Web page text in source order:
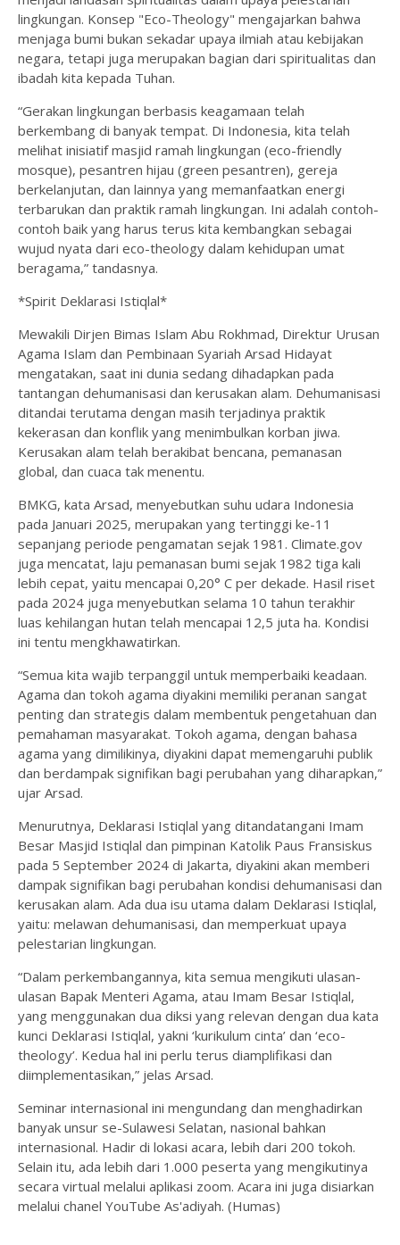
lingkungan. Konsep "Eco-Theology" mengajarkan bahwa
menjaga bumi bukan sekadar upaya ilmiah atau kebijakan
negara, tetapi juga merupakan bagian dari spiritualitas dan
ibadah kita kepada Tuhan.
“Gerakan lingkungan berbasis keagamaan telah
berkembang di banyak tempat. Di Indonesia, kita telah
melihat inisiatif masjid ramah lingkungan (eco-friendly
mosque), pesantren hijau (green pesantren), gereja
berkelanjutan, dan lainnya yang memanfaatkan energi
terbarukan dan praktik ramah lingkungan. Ini adalah contoh-
contoh baik yang harus terus kita kembangkan sebagai
wujud nyata dari eco-theology dalam kehidupan umat
beragama,” tandasnya.
*Spirit Deklarasi Istiqlal*
Mewakili Dirjen Bimas Islam Abu Rokhmad, Direktur Urusan
Agama Islam dan Pembinaan Syariah Arsad Hidayat
mengatakan, saat ini dunia sedang dihadapkan pada
tantangan dehumanisasi dan kerusakan alam. Dehumanisasi
ditandai terutama dengan masih terjadinya praktik
kekerasan dan konflik yang menimbulkan korban jiwa.
Kerusakan alam telah berakibat bencana, pemanasan
global, dan cuaca tak menentu.
BMKG, kata Arsad, menyebutkan suhu udara Indonesia
pada Januari 2025, merupakan yang tertinggi ke-11
sepanjang periode pengamatan sejak 1981. Climate.gov
juga mencatat, laju pemanasan bumi sejak 1982 tiga kali
lebih cepat, yaitu mencapai 0,20° C per dekade. Hasil riset
pada 2024 juga menyebutkan selama 10 tahun terakhir
luas kehilangan hutan telah mencapai 12,5 juta ha. Kondisi
ini tentu mengkhawatirkan.
“Semua kita wajib terpanggil untuk memperbaiki keadaan.
Agama dan tokoh agama diyakini memiliki peranan sangat
penting dan strategis dalam membentuk pengetahuan dan
pemahaman masyarakat. Tokoh agama, dengan bahasa
agama yang dimilikinya, diyakini dapat memengaruhi publik
dan berdampak signifikan bagi perubahan yang diharapkan,”
ujar Arsad.
Menurutnya, Deklarasi Istiqlal yang ditandatangani Imam
Besar Masjid Istiqlal dan pimpinan Katolik Paus Fransiskus
pada 5 September 2024 di Jakarta, diyakini akan memberi
dampak signifikan bagi perubahan kondisi dehumanisasi dan
kerusakan alam. Ada dua isu utama dalam Deklarasi Istiqlal,
yaitu: melawan dehumanisasi, dan memperkuat upaya
pelestarian lingkungan.
“Dalam perkembangannya, kita semua mengikuti ulasan-
ulasan Bapak Menteri Agama, atau Imam Besar Istiqlal,
yang menggunakan dua diksi yang relevan dengan dua kata
kunci Deklarasi Istiqlal, yakni ‘kurikulum cinta’ dan ‘eco-
theology’. Kedua hal ini perlu terus diamplifikasi dan
diimplementasikan,” jelas Arsad.
Seminar internasional ini mengundang dan menghadirkan
banyak unsur se-Sulawesi Selatan, nasional bahkan
internasional. Hadir di lokasi acara, lebih dari 200 tokoh.
Selain itu, ada lebih dari 1.000 peserta yang mengikutinya
secara virtual melalui aplikasi zoom. Acara ini juga disiarkan
melalui chanel YouTube As'adiyah. (Humas)